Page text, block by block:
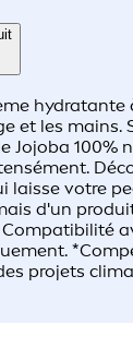
et les mains.
Jojoba 100%
laisse votre
d'un
projets